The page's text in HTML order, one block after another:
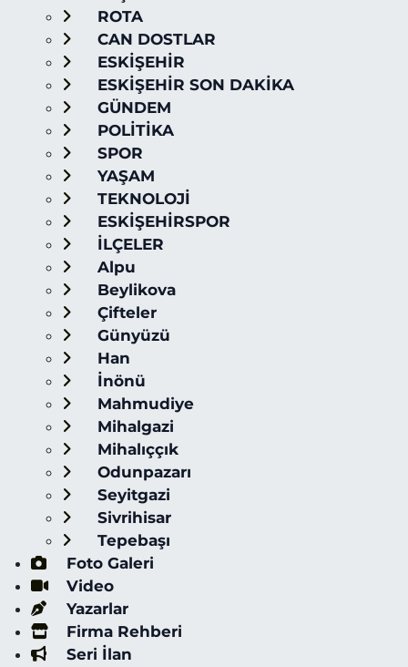
ROTA
CAN DOSTLAR
ESKİŞEHİR
ESKİŞEHİR SON DAKİKA
GÜNDEM
POLİTİKA
SPOR
YAŞAM
TEKNOLOJİ
ESKİŞEHİRSPOR
İLÇELER
Alpu
Beylikova
Çifteler
Günyüzü
Han
İnönü
Mahmudiye
Mihalgazi
Mihalıççık
Odunpazarı
Seyitgazi
Sivrihisar
Tepebaşı
Foto Galeri
Video
Yazarlar
Firma Rehberi
Seri İlan